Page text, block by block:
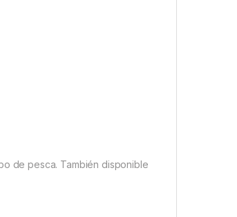
de pesca. También disponible